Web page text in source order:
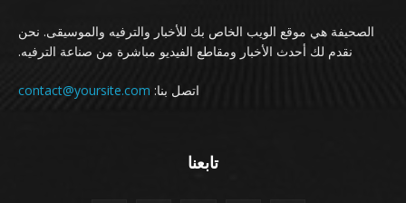
الصحيفة هي موقع الويب الخاص بك للأخبار والترفيه والموسيقى. نحن
نقدم لك أحدث الأخبار ومقاطع الفيديو مباشرة من صناعة الترفيه.
اتصل بنا: contact@yoursite.com
تابعنا